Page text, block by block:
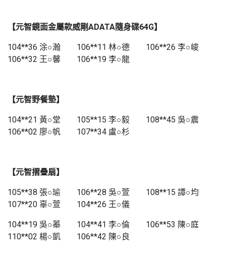
【元智鏡面金屬款威剛ADATA隨身碟64G】
104**36 涂○瀚 106**11 林○德 106**26 李○峻
106**32 王○馨 106**19 李○龍
【元智野餐墊】
104**21 黃○堂 105**15 李○毅 108**45 吳○震
106**02 廖○帆 107**34 盧○杉
【元智摺疊扇】
105**38 張○瑜 106**28 吳○萱 108**15 譚○均
107**20 辜○萱 104**26 王○儀
104**19 吳○蓁 104**41 李○倫 106**53 陳○庭
110**02 楊○凱 106**42 陳○良